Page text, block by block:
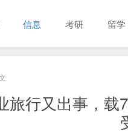
信息 考研 留学
旅行又出事，